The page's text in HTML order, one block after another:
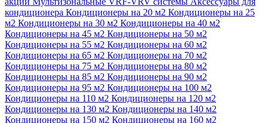
кондиционера Кондиционеры на 20 м2 Кондиционеры на 25
м2 Кондиционеры на 30 м2 Кондиционеры на 40 м2
Кондиционеры на 45 м2 Кондиционеры на 50 м2
Кондиционеры на 55 м2 Кондиционеры на 60 м2
Кондиционеры на 65 м2 Кондиционеры на 70 м2
Кондиционеры на 75 м2 Кондиционеры на 80 м2
Кондиционеры на 85 м2 Кондиционеры на 90 м2
Кондиционеры на 95 м2 Кондиционеры на 100 м2
Кондиционеры на 110 м2 Кондиционеры на 120 м2
Кондиционеры на 130 м2 Кондиционеры на 140 м2
Кондиционеры на 150 м2 Кондиционеры на 160 м2